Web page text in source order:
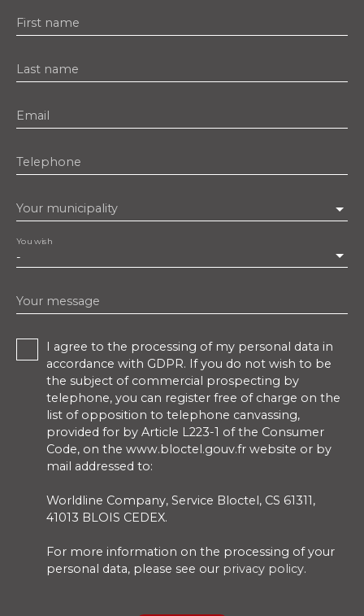
First name
Last name
Email
Telephone
Your municipality
-
You wish
Your message
I agree to the processing of my personal data in
accordance with GDPR. If you do not wish to be
the subject of commercial prospecting by
telephone, you can register free of charge on the
list of opposition to telephone canvassing,
provided for by Article L223-1 of the Consumer
Code, on the www.bloctel.gouv.fr website or by
mail addressed to:
Worldline Company, Service Bloctel, CS 61311,
41013 BLOIS CEDEX.
For more information on the processing of your
personal data, please see our privacy policy.